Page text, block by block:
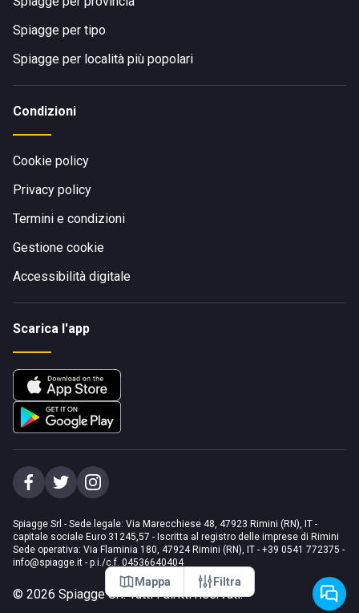
Mappa Filtra
Spiagge per tipo
Spiagge per località più popolari
Condizioni
Cookie policy
Privacy policy
Termini e condizioni
Gestione cookie
Accessibilità digitale
Scarica l'app
Spiagge Srl - Sede legale: Via Marecchiese 48, 47923 Rimini (RN), IT -
capitale sociale Euro 31245,57 - Iscritta al registro delle imprese di Rimini
Sede operativa: Via Flaminia 180, 47924 Rimini (RN), IT - +39 0541 772375 -
info@spiagge.it - p.i./c.f. 04536640404
© 2026 Spiagge Srl. Tutti i diritti riservati.